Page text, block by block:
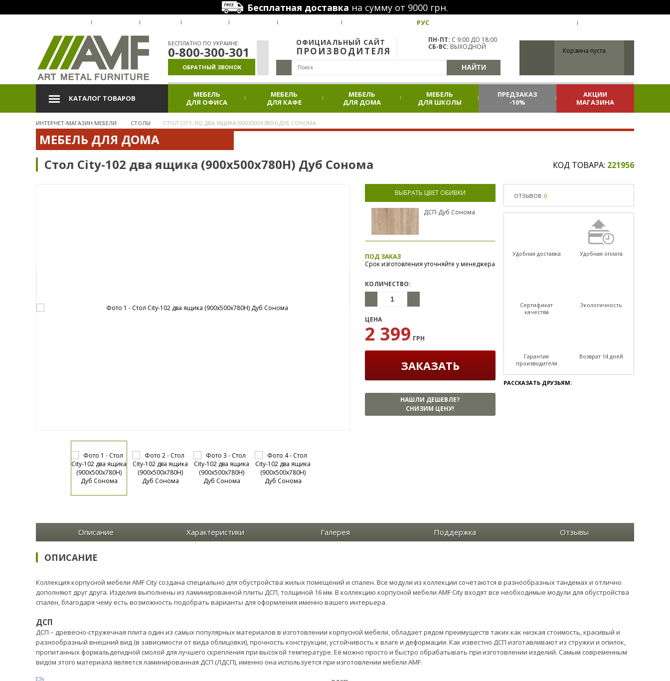
Бесплатная доставка на сумму от 9000 грн.
РУС
БЕСПЛАТНО ПО УКРАИНЕ:
0-800-300-301
ОБРАТНЫЙ ЗВОНОК
ОФИЦИАЛЬНЫЙ САЙТ
ПРОИЗВОДИТЕЛЯ
ПН-ПТ: С 9:00 ДО 18:00
СБ-ВС: ВЫХОДНОЙ Корзина пуста
КАТАЛОГ ТОВАРОВ
МЕБЕЛЬ
ДЛЯ ОФИСА
МЕБЕЛЬ
ДЛЯ КАФЕ
МЕБЕЛЬ
ДЛЯ ДОМА
МЕБЕЛЬ
ДЛЯ ШКОЛЫ
ПРЕДЗАКАЗ
-10%
АКЦИИ
МАГАЗИНА
ИНТЕРНЕТ-МАГАЗИН МЕБЕЛИ СТОЛЫ СТОЛ CITY-102 ДВА ЯЩИКА (900Х500Х780Н) ДУБ СОНОМА
МЕБЕЛЬ ДЛЯ ДОМА
Стол City-102 два ящика (900х500х780Н) Дуб Сонома
КОД ТОВАРА: 221956
ВЫБРАТЬ ЦВЕТ ОБИВКИ
ДСП-Дуб Сонома
ПОД ЗАКАЗ
Срок изготовления уточняйте у менеджера
КОЛИЧЕСТВО:
ЦЕНА
2 399 ГРН
ЗАКАЗАТЬ
НАШЛИ ДЕШЕВЛЕ?
СНИЗИМ ЦЕНУ!
ОТЗЫВОВ:0
Удобная доставка Удобная оплата
Сертификат
качества
Экологичность
Гарантия
производителя
Возврат 14 дней
РАССКАЗАТЬ ДРУЗЬЯМ:
Описание Характеристики Галерея Поддержка Отзывы
ОПИСАНИЕ
Коллекция корпусной мебели AMF City создана специально для обустройства жилых помещений и спален. Все модули из коллекции сочетаются в разнообразных тандемах и отлично
дополняют друг друга. Изделия выполнены из ламинированной плиты ДСП, толщиной 16 мм. В коллекцию корпусной мебели AMF City входят все необходимые модули для обустройства
спален, благодаря чему есть возможность подобрать варианты для оформления именно вашего интерьера.
ДСП
ДСП – древесно-стружечная плита один из самых популярных материалов в изготовлении корпусной мебели, обладает рядом преимуществ таких как низкая стоимость, красивый и
разнообразный внешний вид (в зависимости от вида облицовки), прочность конструкции, устойчивость к влаге и деформации. Как известно ДСП изготавливают из стружки и опилок,
пропитанных формальдегидной смолой для лучшего скрепления при высокой температуре. Её можно просто и быстро обрабатывать при изготовлении изделий. Самым современным
видом этого материала является ламинированная ДСП (ЛДСП), именно она используется при изготовлении мебели AMF.